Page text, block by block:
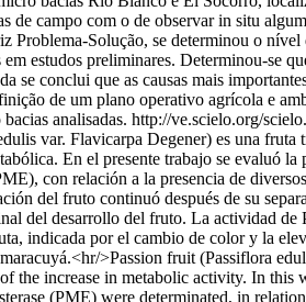
campo com o de observar in situ
Solução, se determinou o
estudos preliminares. Determinou-
conclui que as causas mais
de um plano operativo agrícola e
analisadas. http://ve.scielo.org/
var. Flavicarpa Degener) es una
En el presente trabajo se evaluó
con relación a la presencia de
del fruto continuó después de su
del desarrollo del fruto. La actividad
indicada por el cambio de color y la
>Passion fruit (Passiflora
the increase in metabolic activity. In
(PME) were determinated, in